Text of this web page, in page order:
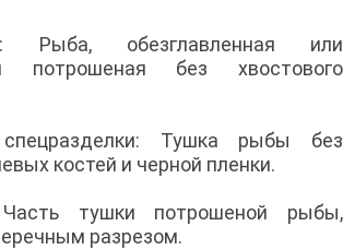
Рыба, обезглавленная или
потрошеная без хвостового
Тушка рыбы без
костей и черной пленки.
тушки потрошеной рыбы,
разрезом.